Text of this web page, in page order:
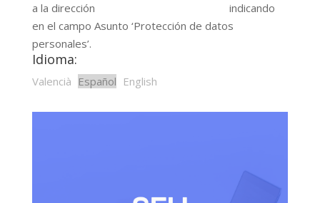
a la dirección indicando
en el campo Asunto ‘Protección de datos
personales’.
Idioma:
Valencià Español English